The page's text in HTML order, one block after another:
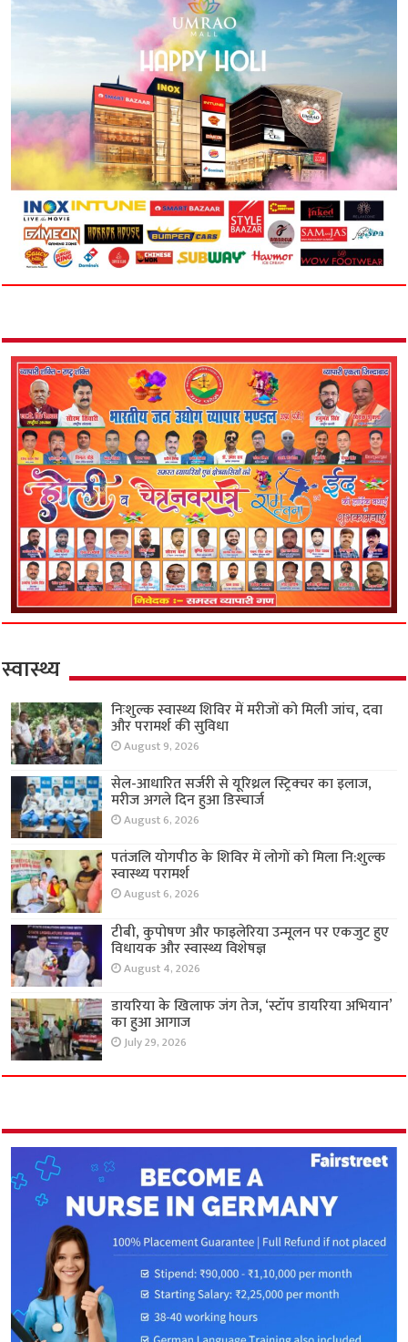
स्वास्थ्य
निःशुल्क स्वास्थ्य शिविर में मरीजों को मिली जांच, दवा
और परामर्श की सुविधा
August 9, 2026
सेल-आधारित सर्जरी से यूरिथ्रल स्ट्रिक्चर का इलाज,
मरीज अगले दिन हुआ डिस्चार्ज
August 6, 2026
पतंजलि योगपीठ के शिविर में लोगों को मिला नि:शुल्क
स्वास्थ्य परामर्श
August 6, 2026
टीबी, कुपोषण और फाइलेरिया उन्मूलन पर एकजुट हुए
विधायक और स्वास्थ्य विशेषज्ञ
August 4, 2026
डायरिया के खिलाफ जंग तेज, ‘स्टॉप डायरिया अभियान’
का हुआ आगाज
July 29, 2026